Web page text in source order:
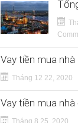
Vay tiền mua nhà
Tháng 12 22, 2020
Vay tiền mua nhà
Tháng 8 25, 2020